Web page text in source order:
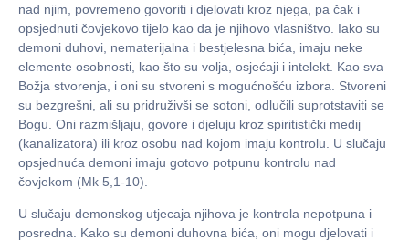
nad njim, povremeno govoriti i djelovati kroz njega, pa čak i
opsjednuti čovjekovo tijelo kao da je njihovo vlasništvo. Iako su
demoni duhovi, nematerijalna i bestjelesna bića, imaju neke
elemente osobnosti, kao što su volja, osjećaji i intelekt. Kao sva
Božja stvorenja, i oni su stvoreni s mogućnošću izbora. Stvoreni
su bezgrešni, ali su pridruživši se sotoni, odlučili suprotstaviti se
Bogu. Oni razmišljaju, govore i djeluju kroz spiritistički medij
(kanalizatora) ili kroz osobu nad kojom imaju kontrolu. U slučaju
opsjednuća demoni imaju gotovo potpunu kontrolu nad
čovjekom (Mk 5,1-10).
U slučaju demonskog utjecaja njihova je kontrola nepotpuna i
posredna. Kako su demoni duhovna bića, oni mogu djelovati i